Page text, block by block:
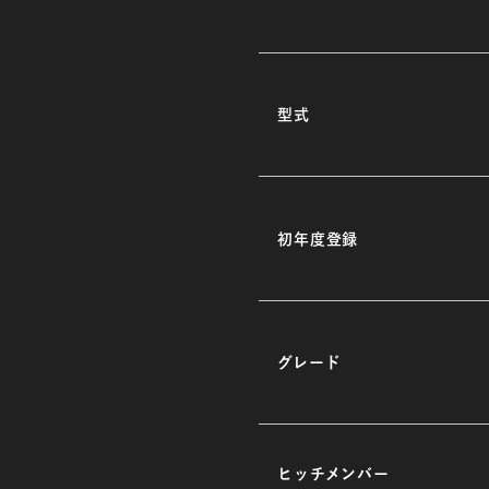
型式
初年度登録
グレード
ヒッチメンバー